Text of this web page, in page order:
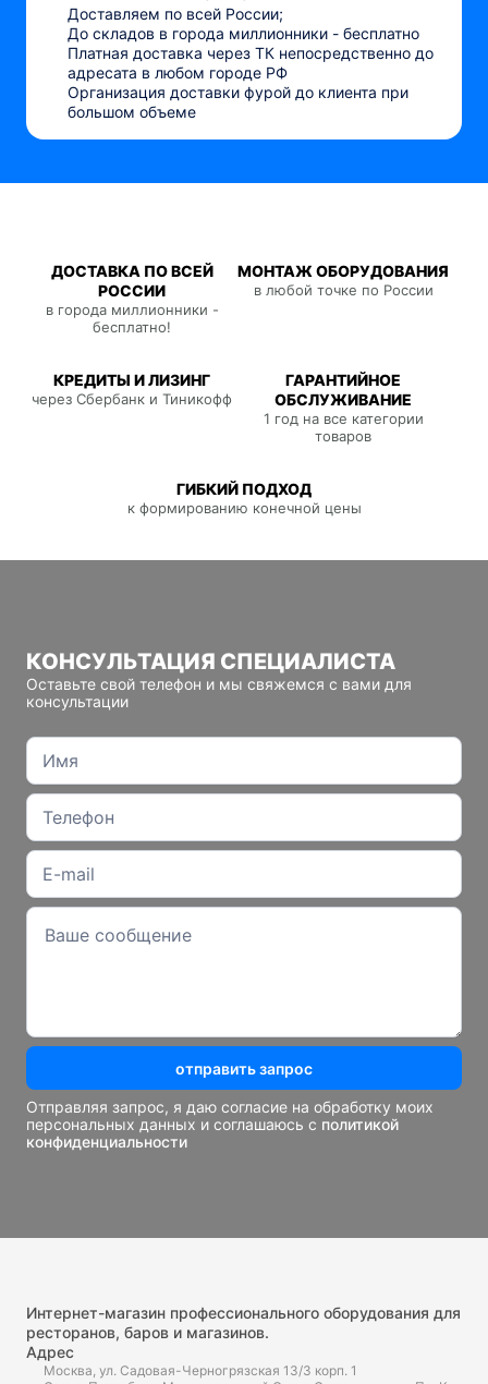
Доставляем по всей России;
До складов в города миллионники - бесплатно
Платная доставка через ТК непосредственно до
адресата в любом городе РФ
Организация доставки фурой до клиента при
большом объеме
ДОСТАВКА ПО ВСЕЙ
РОССИИ
в города миллионники -
бесплатно!
МОНТАЖ ОБОРУДОВАНИЯ
в любой точке по России
КРЕДИТЫ И ЛИЗИНГ
через Сбербанк и Тиникофф
ГАРАНТИЙНОЕ
ОБСЛУЖИВАНИЕ
1 год на все категории
товаров
ГИБКИЙ ПОДХОД
к формированию конечной цены
КОНСУЛЬТАЦИЯ СПЕЦИАЛИСТА
Оставьте свой телефон и мы свяжемся с вами для
консультации
отправить запрос
Отправляя запрос, я даю согласие на обработку моих
персональных данных и соглашаюсь с политикой
конфиденциальности
Интернет-магазин профессионального оборудования для
ресторанов, баров и магазинов.
Адрес
Москва, ул. Садовая-Черногрязская 13/3 корп. 1